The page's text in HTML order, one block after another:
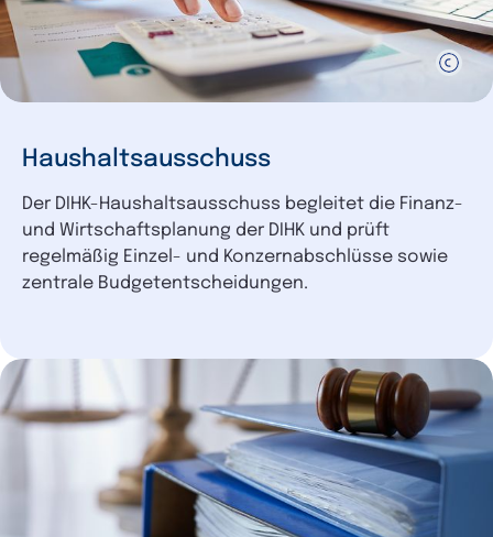
Haushaltsausschuss
Der DIHK-Haushaltsausschuss begleitet die Finanz-
und Wirtschaftsplanung der DIHK und prüft
regelmäßig Einzel- und Konzernabschlüsse sowie
zentrale Budgetentscheidungen.